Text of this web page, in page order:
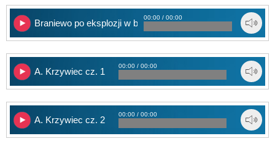
Braniewo po eksplozji w budynku przy placu strażackim
00:00 / 00:00
A. Krzywiec cz. 1
00:00 / 00:00
A. Krzywiec cz. 2
00:00 / 00:00